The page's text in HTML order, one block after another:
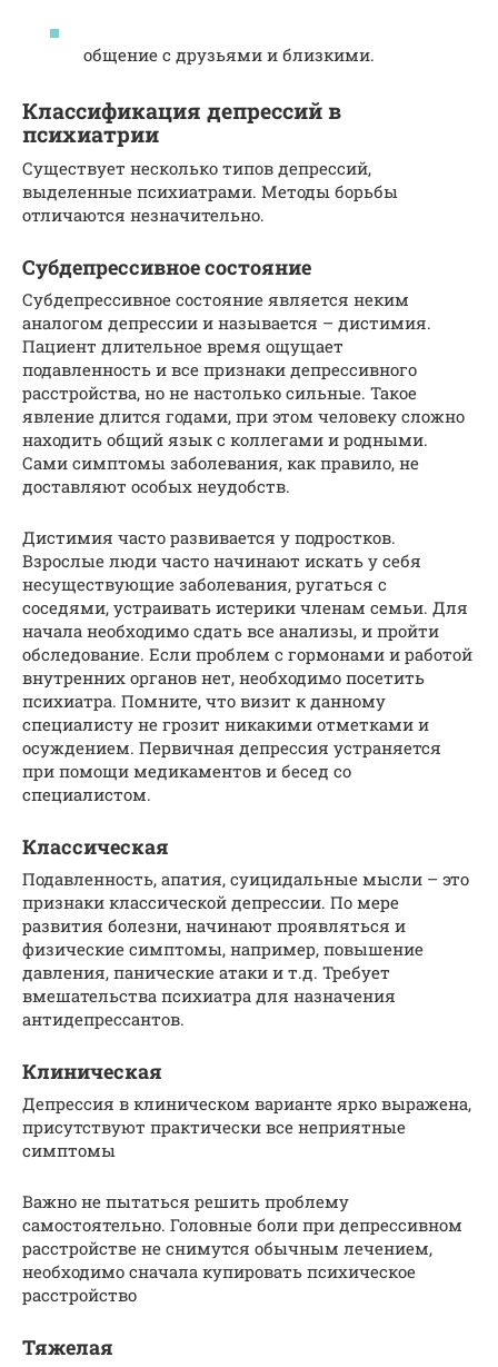
общение с друзьями и близкими.
Классификация депрессий в
психиатрии
Существует несколько типов депрессий,
выделенные психиатрами. Методы борьбы
отличаются незначительно.
Субдепрессивное состояние
Субдепрессивное состояние является неким
аналогом депрессии и называется – дистимия.
Пациент длительное время ощущает
подавленность и все признаки депрессивного
расстройства, но не настолько сильные. Такое
явление длится годами, при этом человеку сложно
находить общий язык с коллегами и родными.
Сами симптомы заболевания, как правило, не
доставляют особых неудобств.
Дистимия часто развивается у подростков.
Взрослые люди часто начинают искать у себя
несуществующие заболевания, ругаться с
соседями, устраивать истерики членам семьи. Для
начала необходимо сдать все анализы, и пройти
обследование. Если проблем с гормонами и работой
внутренних органов нет, необходимо посетить
психиатра. Помните, что визит к данному
специалисту не грозит никакими отметками и
осуждением. Первичная депрессия устраняется
при помощи медикаментов и бесед со
специалистом.
Классическая
Подавленность, апатия, суицидальные мысли – это
признаки классической депрессии. По мере
развития болезни, начинают проявляться и
физические симптомы, например, повышение
давления, панические атаки и т.д. Требует
вмешательства психиатра для назначения
антидепрессантов.
Клиническая
Депрессия в клиническом варианте ярко выражена,
присутствуют практически все неприятные
симптомы
Важно не пытаться решить проблему
самостоятельно. Головные боли при депрессивном
расстройстве не снимутся обычным лечением,
необходимо сначала купировать психическое
расстройство
Тяжелая